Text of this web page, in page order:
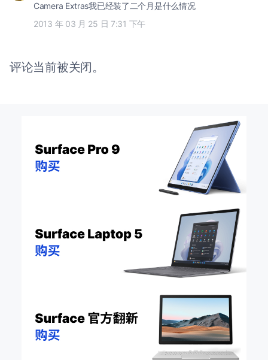
Camera Extras我已经装了二个月是什么情况
2013 年 03 月 25 日 7:31 下午
评论当前被关闭。